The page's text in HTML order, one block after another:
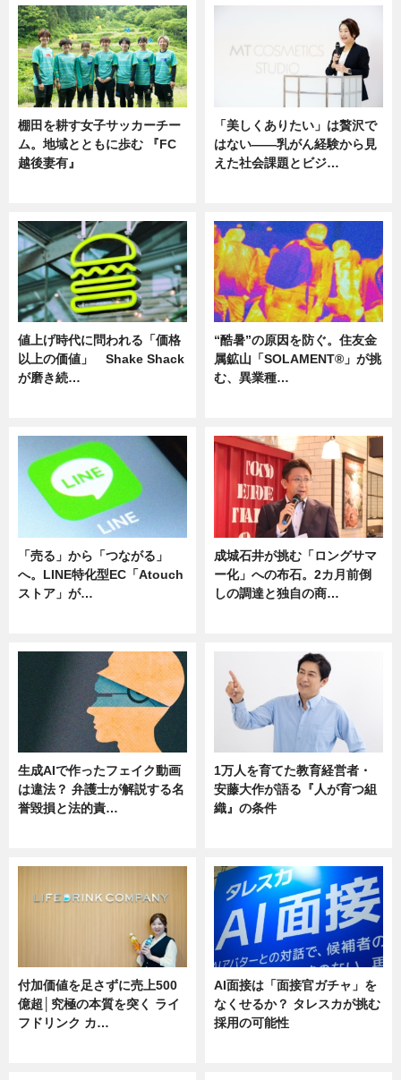
棚田を耕す女子サッカーチー
ム。地域とともに歩む 『FC
越後妻有』
「美しくありたい」は贅沢で
はない――乳がん経験から見
えた社会課題とビジ…
値上げ時代に問われる「価格
以上の価値」 Shake Shack
が磨き続…
“酷暑”の原因を防ぐ。住友金
属鉱山「SOLAMENT®」が挑
む、異業種…
「売る」から「つながる」
へ。LINE特化型EC「Atouch
ストア」が…
成城石井が挑む「ロングサマ
ー化」への布石。2カ月前倒
しの調達と独自の商…
生成AIで作ったフェイク動画
は違法？ 弁護士が解説する名
誉毀損と法的責…
1万人を育てた教育経営者・
安藤大作が語る『人が育つ組
織』の条件
付加価値を足さずに売上500
億超│究極の本質を突く ライ
フドリンク カ…
AI面接は「面接官ガチャ」を
なくせるか？ タレスカが挑む
採用の可能性